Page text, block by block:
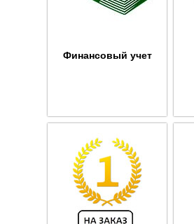
Финансовый учет